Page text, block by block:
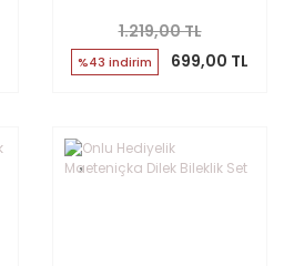
1.219,00 TL
%43 indirim 699,00 TL